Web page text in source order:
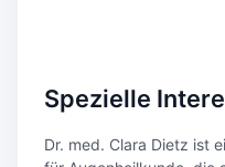
Spezielle
Dr. med. Clara Dietz ist